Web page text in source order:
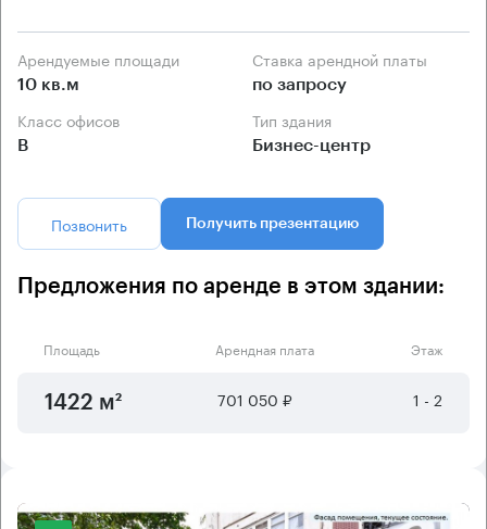
Арендуемые площади
10 кв.м
Ставка арендной платы
по запросу
Класс офисов
B
Тип здания
Бизнес-центр
Позвонить Получить презентацию
Предложения по аренде в этом здании:
Площадь Арендная плата Этаж
1422 м² 701 050 ₽ 1 - 2